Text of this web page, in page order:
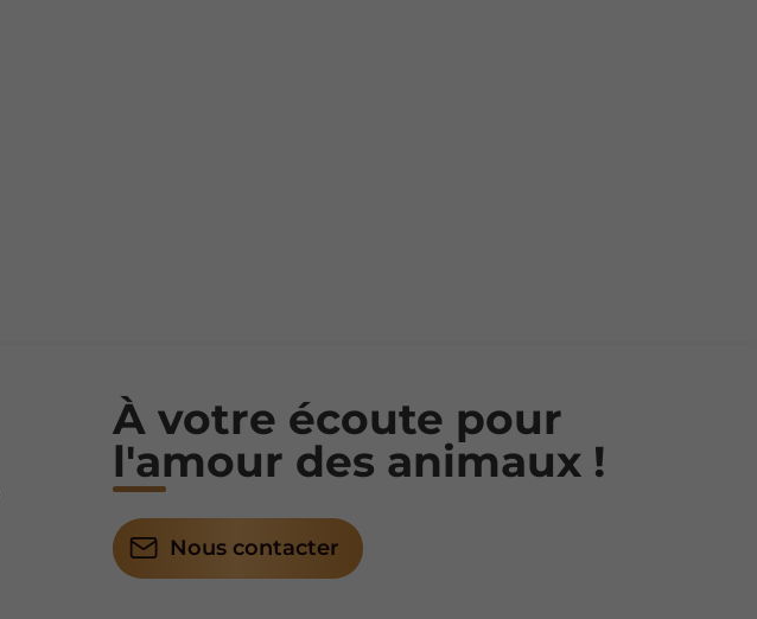
À votre écoute pour
l'amour des animaux !
Nous contacter